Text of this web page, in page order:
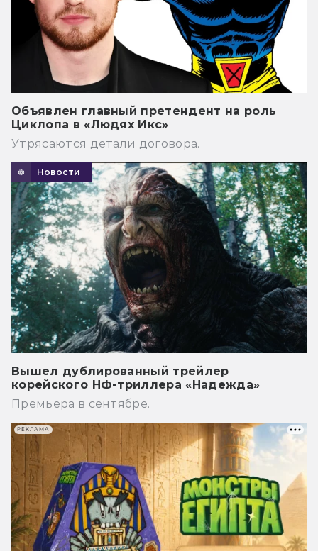
Объявлен главный претендент на роль
Циклопа в «Людях Икс»
Утрясаются детали договора.
Новости
Вышел дублированный трейлер
корейского НФ-триллера «Надежда»
Премьера в сентябре.
РЕКЛАМА